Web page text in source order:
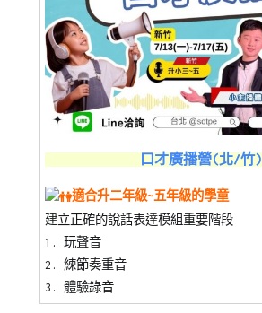
口才廣播營(北/竹)
適合升二年級~五年級的學童
建立正確的說話表達模組重要階段
1. 玩聲音
2. 練節奏重音
3. 體驗錄音